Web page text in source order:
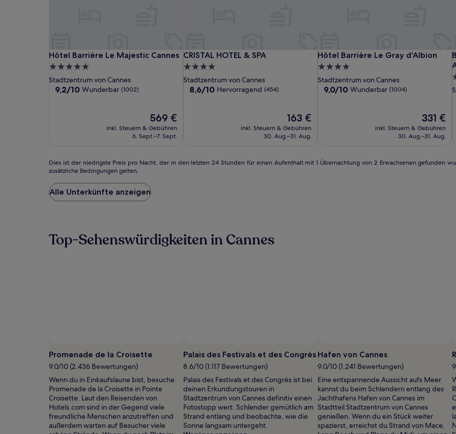
Hôtel
Barrière
Le
Majestic
Hôtel
Barrière
Le
Majestic
Hôtel
Barrière
Le
Majestic
Hôtel Barrière Le Majestic Cannes
Hôtel Barrière Le Majestic Cannes
5.0-
Sterne-
Unterkunft
Stadtzentrum von Cannes
9.2
9,2/10 Wunderbar (1002)
Der
Preis
beträgt
569 €
inkl. Steuern & Gebühren
6. Sept.–7. Sept.
CRISTAL
HOTEL
&
SPA
CRISTAL
HOTEL
&
SPA
CRISTAL HOTEL & SPA
CRISTAL HOTEL & SPA
4.0-
Sterne-
Unterkunft
Stadtzentrum von Cannes
8.6
8,6/10 Hervorragend (454)
Der
Preis
beträgt
163 €
inkl. Steuern & Gebühren
30. Aug.–31. Aug.
Hôtel
Barrière
Le
Gray
Hôtel Barrière Le Gray d'Albion
Hôtel Barrière Le Gray d'Albion
4.0-
Sterne-
Unterkunft
Stadtzentrum von Cannes
9.0
9,0/10 Wunderbar (1004)
Der
Preis
beträgt
331 €
inkl. Steuern & Gebühren
30. Aug.–31. Aug.
Dies
ist
der
niedrigste
Preis
in
den
Preise
und
können
sich
ändern.
Es
können
zusätzliche
Dies ist der niedrigste Preis pro Nacht, der in den letzten 24 Stunden für einen Aufenthalt mit 1 Übernachtung von 2 Erwachsenen gefunden
zusätzliche Bedingungen gelten.
Alle Unterkünfte anzeigen
Top-Sehenswürdigkeiten in Cannes
Promenade de la Croisette
9.0/10 (2.436 Bewertungen)
Wenn du in Einkaufslaune bist, besuche
Promenade de la Croisette in Pointe
Croisette. Laut den Reisenden von
Hotels.com sind in der Gegend viele
freundliche Menschen anzutreffen und
außerdem warten auf Besucher viele
Palais des Festivals et des Congrès
8.6/10 (1.117 Bewertungen)
Palais des Festivals et des Congrès ist bei
deinen Erkundungstouren in
Stadtzentrum von Cannes definitiv einen
Fotostopp wert. Schlender gemütlich am
Strand entlang und beobachte, wie die
Sonne langsam untergeht.
Hafen von Cannes
9.0/10 (1.241 Bewertungen)
Eine entspannende Aussicht aufs Meer
kannst du beim Schlendern entlang des
Jachthafens Hafen von Cannes im
Stadtteil Stadtzentrum von Cannes
genießen. Wenn du ein Stück weiter
spazierst, erreichst du Strand von Mace,